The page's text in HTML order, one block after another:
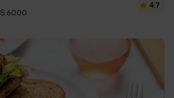
$ 6000
4.7